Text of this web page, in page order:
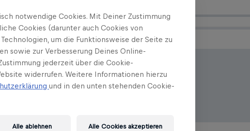
notwendige Cookies. Mit Deiner Zustimmung
Cookies (darunter auch Cookies von
um die Funktionsweise der Seite zu
sowie zur Verbesserung Deines Online-
jederzeit über die Cookie-
widerrufen. Weitere Informationen hierzu
und in den unten stehenden Cookie-
Alle ablehnen Alle Cookies akzeptieren